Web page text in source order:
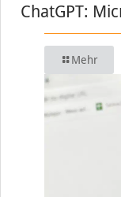
ChatGPT:
Mehr